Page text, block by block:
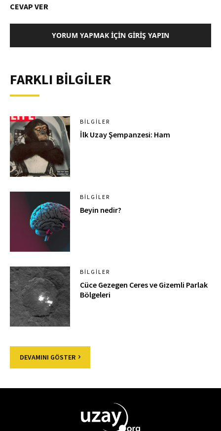
CEVAP VER
YORUM YAPMAK İÇIN GIRIŞ YAPIN
FARKLI BİLGİLER
BILGILER
İlk Uzay Şempanzesi: Ham
BILGILER
Beyin nedir?
BILGILER
Cüce Gezegen Ceres ve Gizemli Parlak
Bölgeleri
DEVAMINI GÖSTER